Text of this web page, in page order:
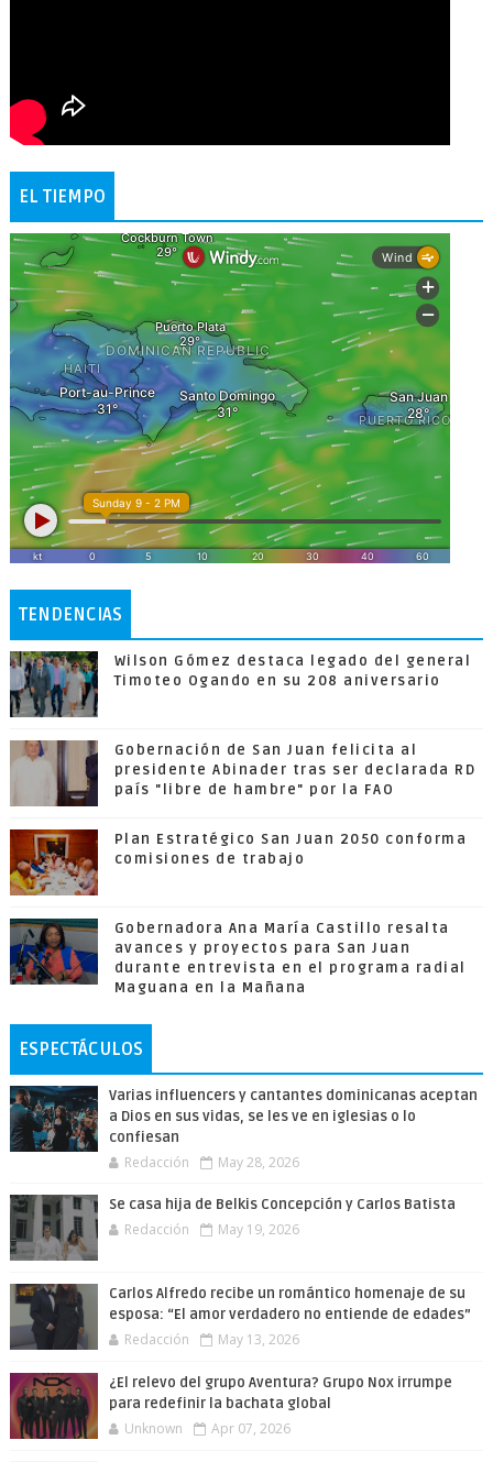
EL TIEMPO
TENDENCIAS
Wilson Gómez destaca legado del general
Timoteo Ogando en su 208 aniversario
Gobernación de San Juan felicita al
presidente Abinader tras ser declarada RD
país "libre de hambre" por la FAO
Plan Estratégico San Juan 2050 conforma
comisiones de trabajo
Gobernadora Ana María Castillo resalta
avances y proyectos para San Juan
durante entrevista en el programa radial
Maguana en la Mañana
ESPECTÁCULOS
Varias influencers y cantantes dominicanas aceptan
a Dios en sus vidas, se les ve en iglesias o lo
confiesan
Redacción May 28, 2026
Se casa hija de Belkis Concepción y Carlos Batista
Redacción May 19, 2026
Carlos Alfredo recibe un romántico homenaje de su
esposa: “El amor verdadero no entiende de edades”
Redacción May 13, 2026
¿El relevo del grupo Aventura? Grupo Nox irrumpe
para redefinir la bachata global
Unknown Apr 07, 2026